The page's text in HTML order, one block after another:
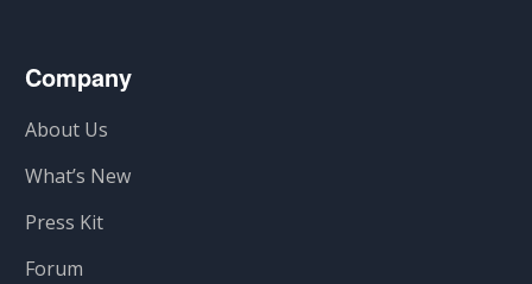
Company
About Us
What’s New
Press Kit
Forum